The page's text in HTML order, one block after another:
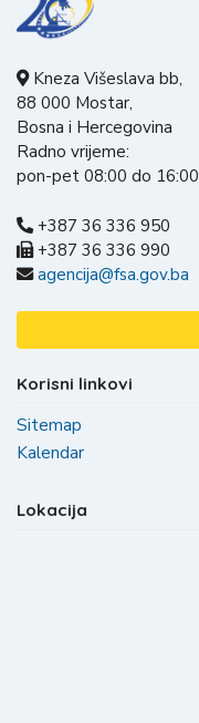
Kneza Višeslava bb,
88 000 Mostar,
Bosna i Hercegovina
Radno vrijeme:
pon-pet 08:00 do 16:00
+387 36 336 950
+387 36 336 990
agencija@fsa.gov.ba
Korisni linkovi
Sitemap
Kalendar
Lokacija